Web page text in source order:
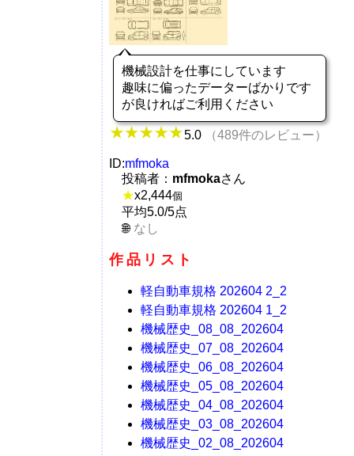
機械設計を仕事にしています
趣味に偏ったデーターばかりです
が良ければご利用ください
5.0 （489件のレビュー）
ID:mfmoka
投稿者： mfmokaさん
★x2,444個
平均5.0/5点
なし
作品リスト
軽自動車規格 202604 2_2
軽自動車規格 202604 1_2
機械歴史_08_08_202604
機械歴史_07_08_202604
機械歴史_06_08_202604
機械歴史_05_08_202604
機械歴史_04_08_202604
機械歴史_03_08_202604
機械歴史_02_08_202604